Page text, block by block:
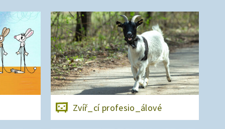
Zvíř_cí profesio_álové